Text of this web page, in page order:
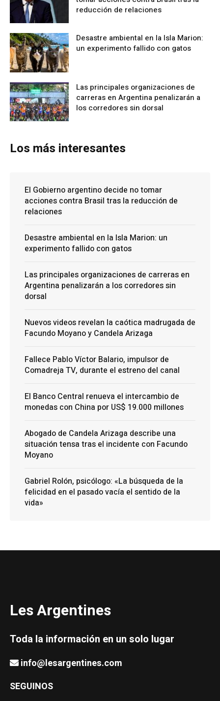
reducción de relaciones
Desastre ambiental en la Isla Marion:
un experimento fallido con gatos
Las principales organizaciones de
carreras en Argentina penalizarán a
los corredores sin dorsal
Los más interesantes
El Gobierno argentino decide no tomar
acciones contra Brasil tras la reducción de
relaciones
Desastre ambiental en la Isla Marion: un
experimento fallido con gatos
Las principales organizaciones de carreras en
Argentina penalizarán a los corredores sin
dorsal
Nuevos videos revelan la caótica madrugada de
Facundo Moyano y Candela Arizaga
Fallece Pablo Víctor Balario, impulsor de
Comadreja TV, durante el estreno del canal
El Banco Central renueva el intercambio de
monedas con China por US$ 19.000 millones
Abogado de Candela Arizaga describe una
situación tensa tras el incidente con Facundo
Moyano
Gabriel Rolón, psicólogo: «La búsqueda de la
felicidad en el pasado vacía el sentido de la
vida»
Les Argentines
Toda la información en un solo lugar
info@lesargentines.com
SEGUINOS